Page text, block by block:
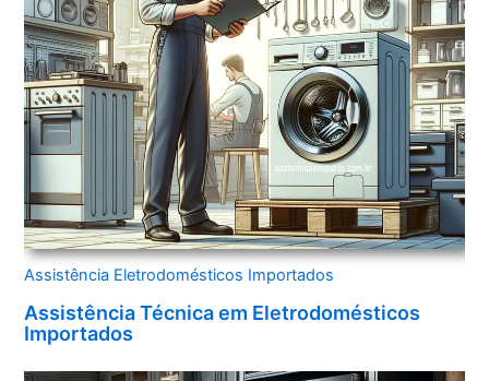
Assistência Eletrodomésticos Importados
Assistência Técnica em Eletrodomésticos
Importados